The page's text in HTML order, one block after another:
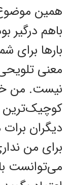
همین
باهم درگیر
بارها برای
معنی
نیست. من
دیگران
برای من
می‌توانست